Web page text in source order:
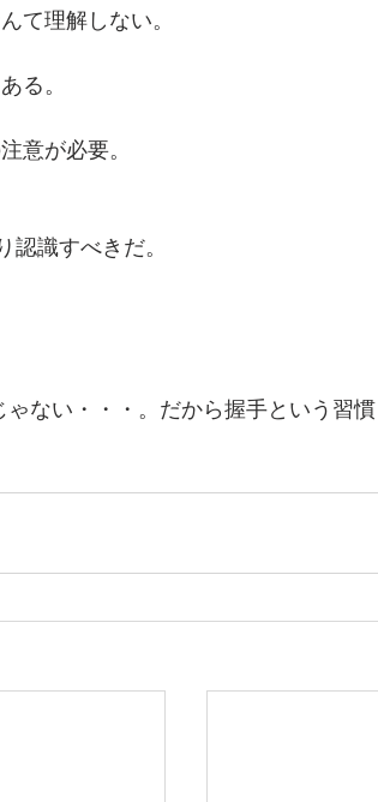
て理解しない。
る。
意が必要。
認識すべきだ。
ゃない・・・。だから握手という習慣